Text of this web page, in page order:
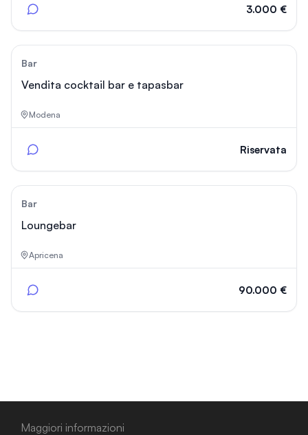
3.000 €
Bar
Vendita cocktail bar e tapasbar
Modena
Riservata
Bar
Loungebar
Apricena
90.000 €
Maggiori informazioni